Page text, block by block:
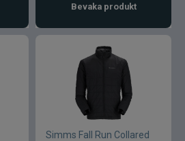
Bevaka produkt
Simms Fall Run Collared